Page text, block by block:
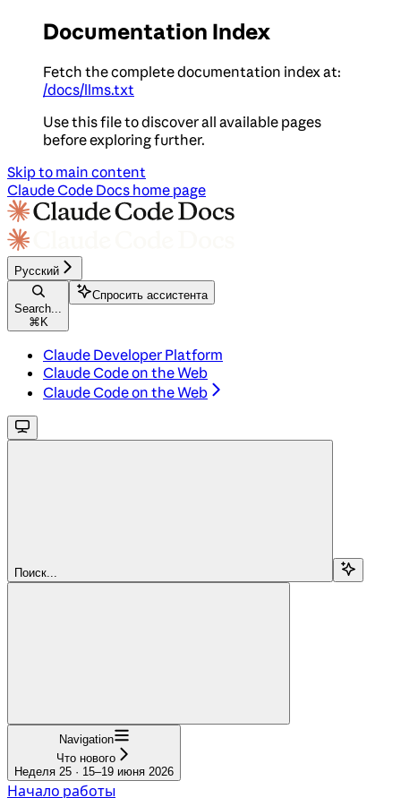
Documentation Index
Fetch the complete documentation index at:
/docs/llms.txt
Use this file to discover all available pages
before exploring further.
Skip to main content
Claude Code Docs home page
Русский
Search...
⌘ K
Спросить ассистента
Claude Developer Platform
Claude Code on the Web
Claude Code on the Web
Поиск...
Navigation
Что нового
Неделя 25 · 15–19 июня 2026
Начало работы